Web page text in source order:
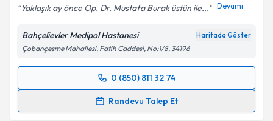
Kişisel verilerimin işlenmesine ilişkin
Aydınlatma
Metni'ni okudum ve kişisel verilerimin belirtilen
Takvim Talebini Gönder
Yaklaşık ay önce Op. Dr. Mustafa Burak üstün ile... Devamı
Bahçelievler Medipol Hastanesi Haritada Göster
Çobançesme Mahallesi, Fatih Caddesi, No:1/8, 34196
0 (850) 811 32 74
Randevu Talep Et
Randevu Takvimi Talebi